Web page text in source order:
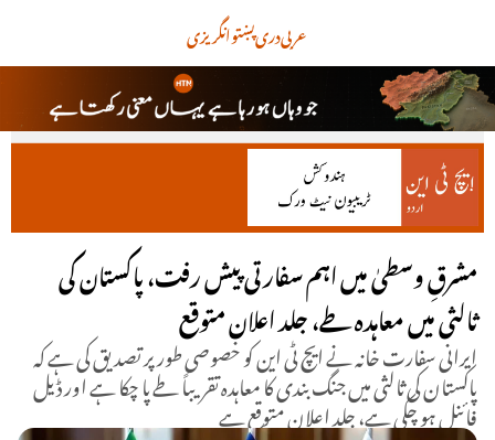
انگریزیپښتودریعربی
مشرقِ وسطیٰ میں اہم سفارتی پیش رفت، پاکستان کی
ثالثی میں معاہدہ طے، جلد اعلان متوقع
ایرانی سفارت خانہ نے ایچ ٹی این کو خصوصی طور پر تصدیق کی ہے کہ
پاکستان کی ثالثی میں جنگ بندی کا معاہدہ تقریباً طے پا چکا ہے اور ڈیل
فائنل ہو چکی ہے، جلد اعلان متوقع ہے